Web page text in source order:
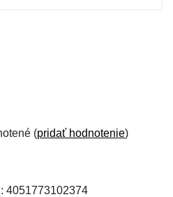
(pridať hodnotenie)
4051773102374